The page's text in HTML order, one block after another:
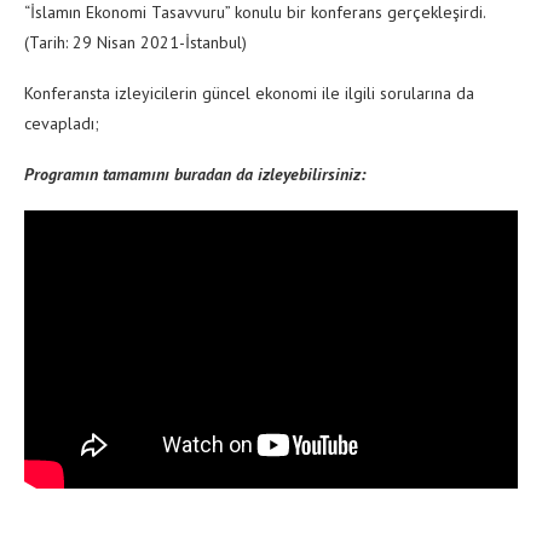
“İslamın Ekonomi Tasavvuru” konulu bir konferans gerçekleşirdi.
(Tarih: 29 Nisan 2021-İstanbul)
Konferansta izleyicilerin güncel ekonomi ile ilgili sorularına da
cevapladı;
Programın tamamını buradan da izleyebilirsiniz: